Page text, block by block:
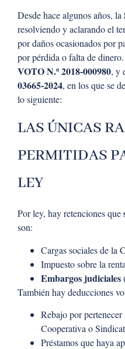
Desde hace algunos años, la
resolviendo y aclarando el
por daños ocasionados por
por pérdida o falta de
VOTO N.º 2018-000980, y
03665-2024, en los que se
lo siguiente:
LAS ÚNICAS
PERMITIDAS
LEY
Por ley, hay retenciones que
son:
Cargas sociales de la
Impuesto sobre la
Embargos judiciales
También hay deducciones
Rebajo por
Cooperativa o
Préstamos que haya